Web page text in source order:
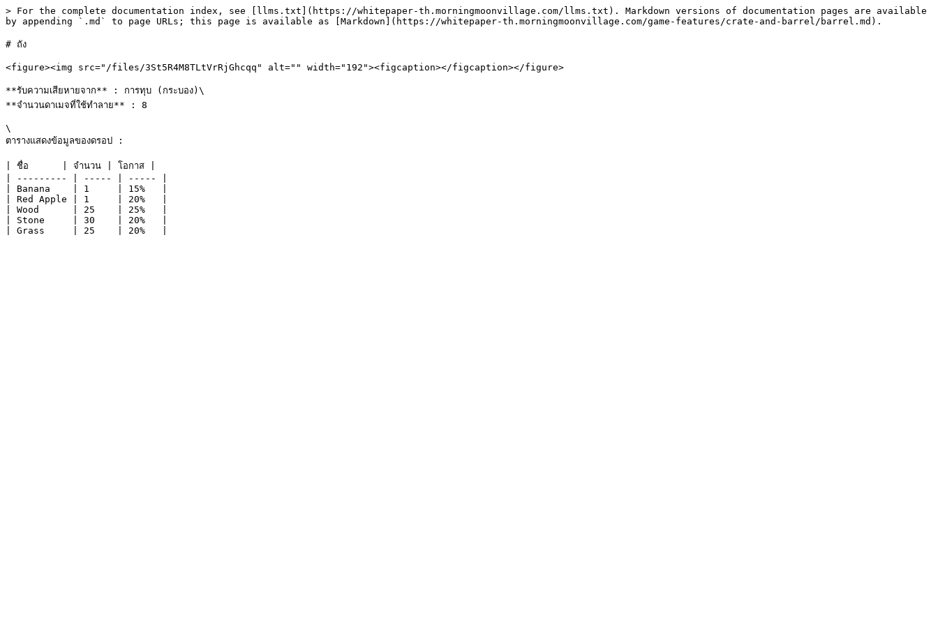
> For the complete documentation index, see [llms.txt](https://whitepaper-th.morningmoonvillage.com/llms.txt). Markdown versions of documentation pages are available
by appending `.md` to page URLs; this page is available as [Markdown](https://whitepaper-th.morningmoonvillage.com/game-features/crate-and-barrel/barrel.md).
# ถัง
<figure><img src="/files/3St5R4M8TLtVrRjGhcqq" alt="" width="192"><figcaption></figcaption></figure>
**รับความเสียหายจาก** : การทุบ (กระบอง)\
**จำนวนดาเมจที่ใช้ทำลาย** : 8
\
ตารางแสดงข้อมูลของดรอป :
| ชื่อ      | จำนวน | โอกาส |
| --------- | ----- | ----- |
| Banana    | 1     | 15%   |
| Red Apple | 1     | 20%   |
| Wood      | 25    | 25%   |
| Stone     | 30    | 20%   |